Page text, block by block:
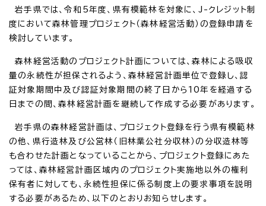
岩手県では、令和5年度、県有模範林を対象に、J-クレジット制
度において森林管理プロジェクト（森林経営活動）の登録申請を
検討しています。
森林経営活動のプロジェクト計画については、森林による吸収
量の永続性が担保されるよう、森林経営計画単位で登録し、認
証対象期間中及び認証対象期間の終了日から10年を経過する
日までの間、森林経営計画を継続して作成する必要があります。
岩手県の森林経営計画は、プロジェクト登録を行う県有模範林
の他、県行造林及び公営林（旧林業公社分収林）の分収造林等
も合わせた計画となっていることから、プロジェクト登録にあた
っては、森林経営計画区域内のプロジェクト実施地以外の権利
保有者に対しても、永続性担保に係る制度上の要求事項を説明
する必要があるため、以下のとおりお知らせします。